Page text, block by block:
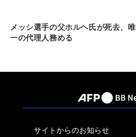
メッシ選手の父ホルヘ氏が死去、唯
一の代理人務める
サイトからのお知らせ